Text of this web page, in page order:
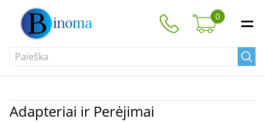
0
Adapteriai ir Perėjimai